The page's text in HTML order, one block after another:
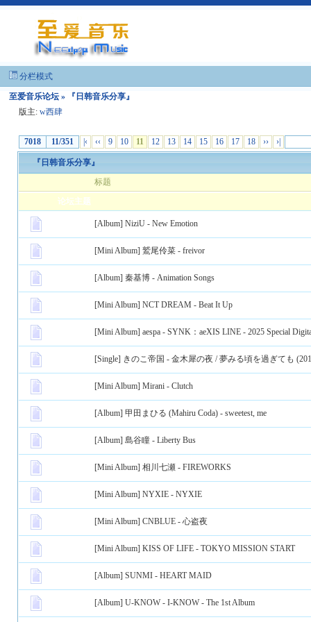
分栏模式
至爱音乐论坛 » 『日韩音乐分享』
版主: w西肆
7018 11/351 |‹ ‹‹ 9 10 11 12 13 14 15 16 17 18 ›› ›|
『日韩音乐分享』
标题
论坛主题
[Album] NiziU - New Emotion
[Mini Album] 鷲尾伶菜 - freivor
[Album] 秦基博 - Animation Songs
[Mini Album] NCT DREAM - Beat It Up
[Mini Album] aespa - SYNK：aeXIS LINE - 2025 Special
[Single] きのこ帝国 - 金木犀の夜 / 夢みる頃を過ぎても
[Mini Album] Mirani - Clutch
[Album] 甲田まひる (Mahiru Coda) - sweetest, me
[Album] 島谷瞳 - Liberty Bus
[Mini Album] 相川七瀬 - FIREWORKS
[Mini Album] NYXIE - NYXIE
[Mini Album] CNBLUE - 心盗夜
[Mini Album] KISS OF LIFE - TOKYO MISSION START
[Album] SUNMI - HEART MAID
[Album] U-KNOW - I-KNOW - The 1st Album